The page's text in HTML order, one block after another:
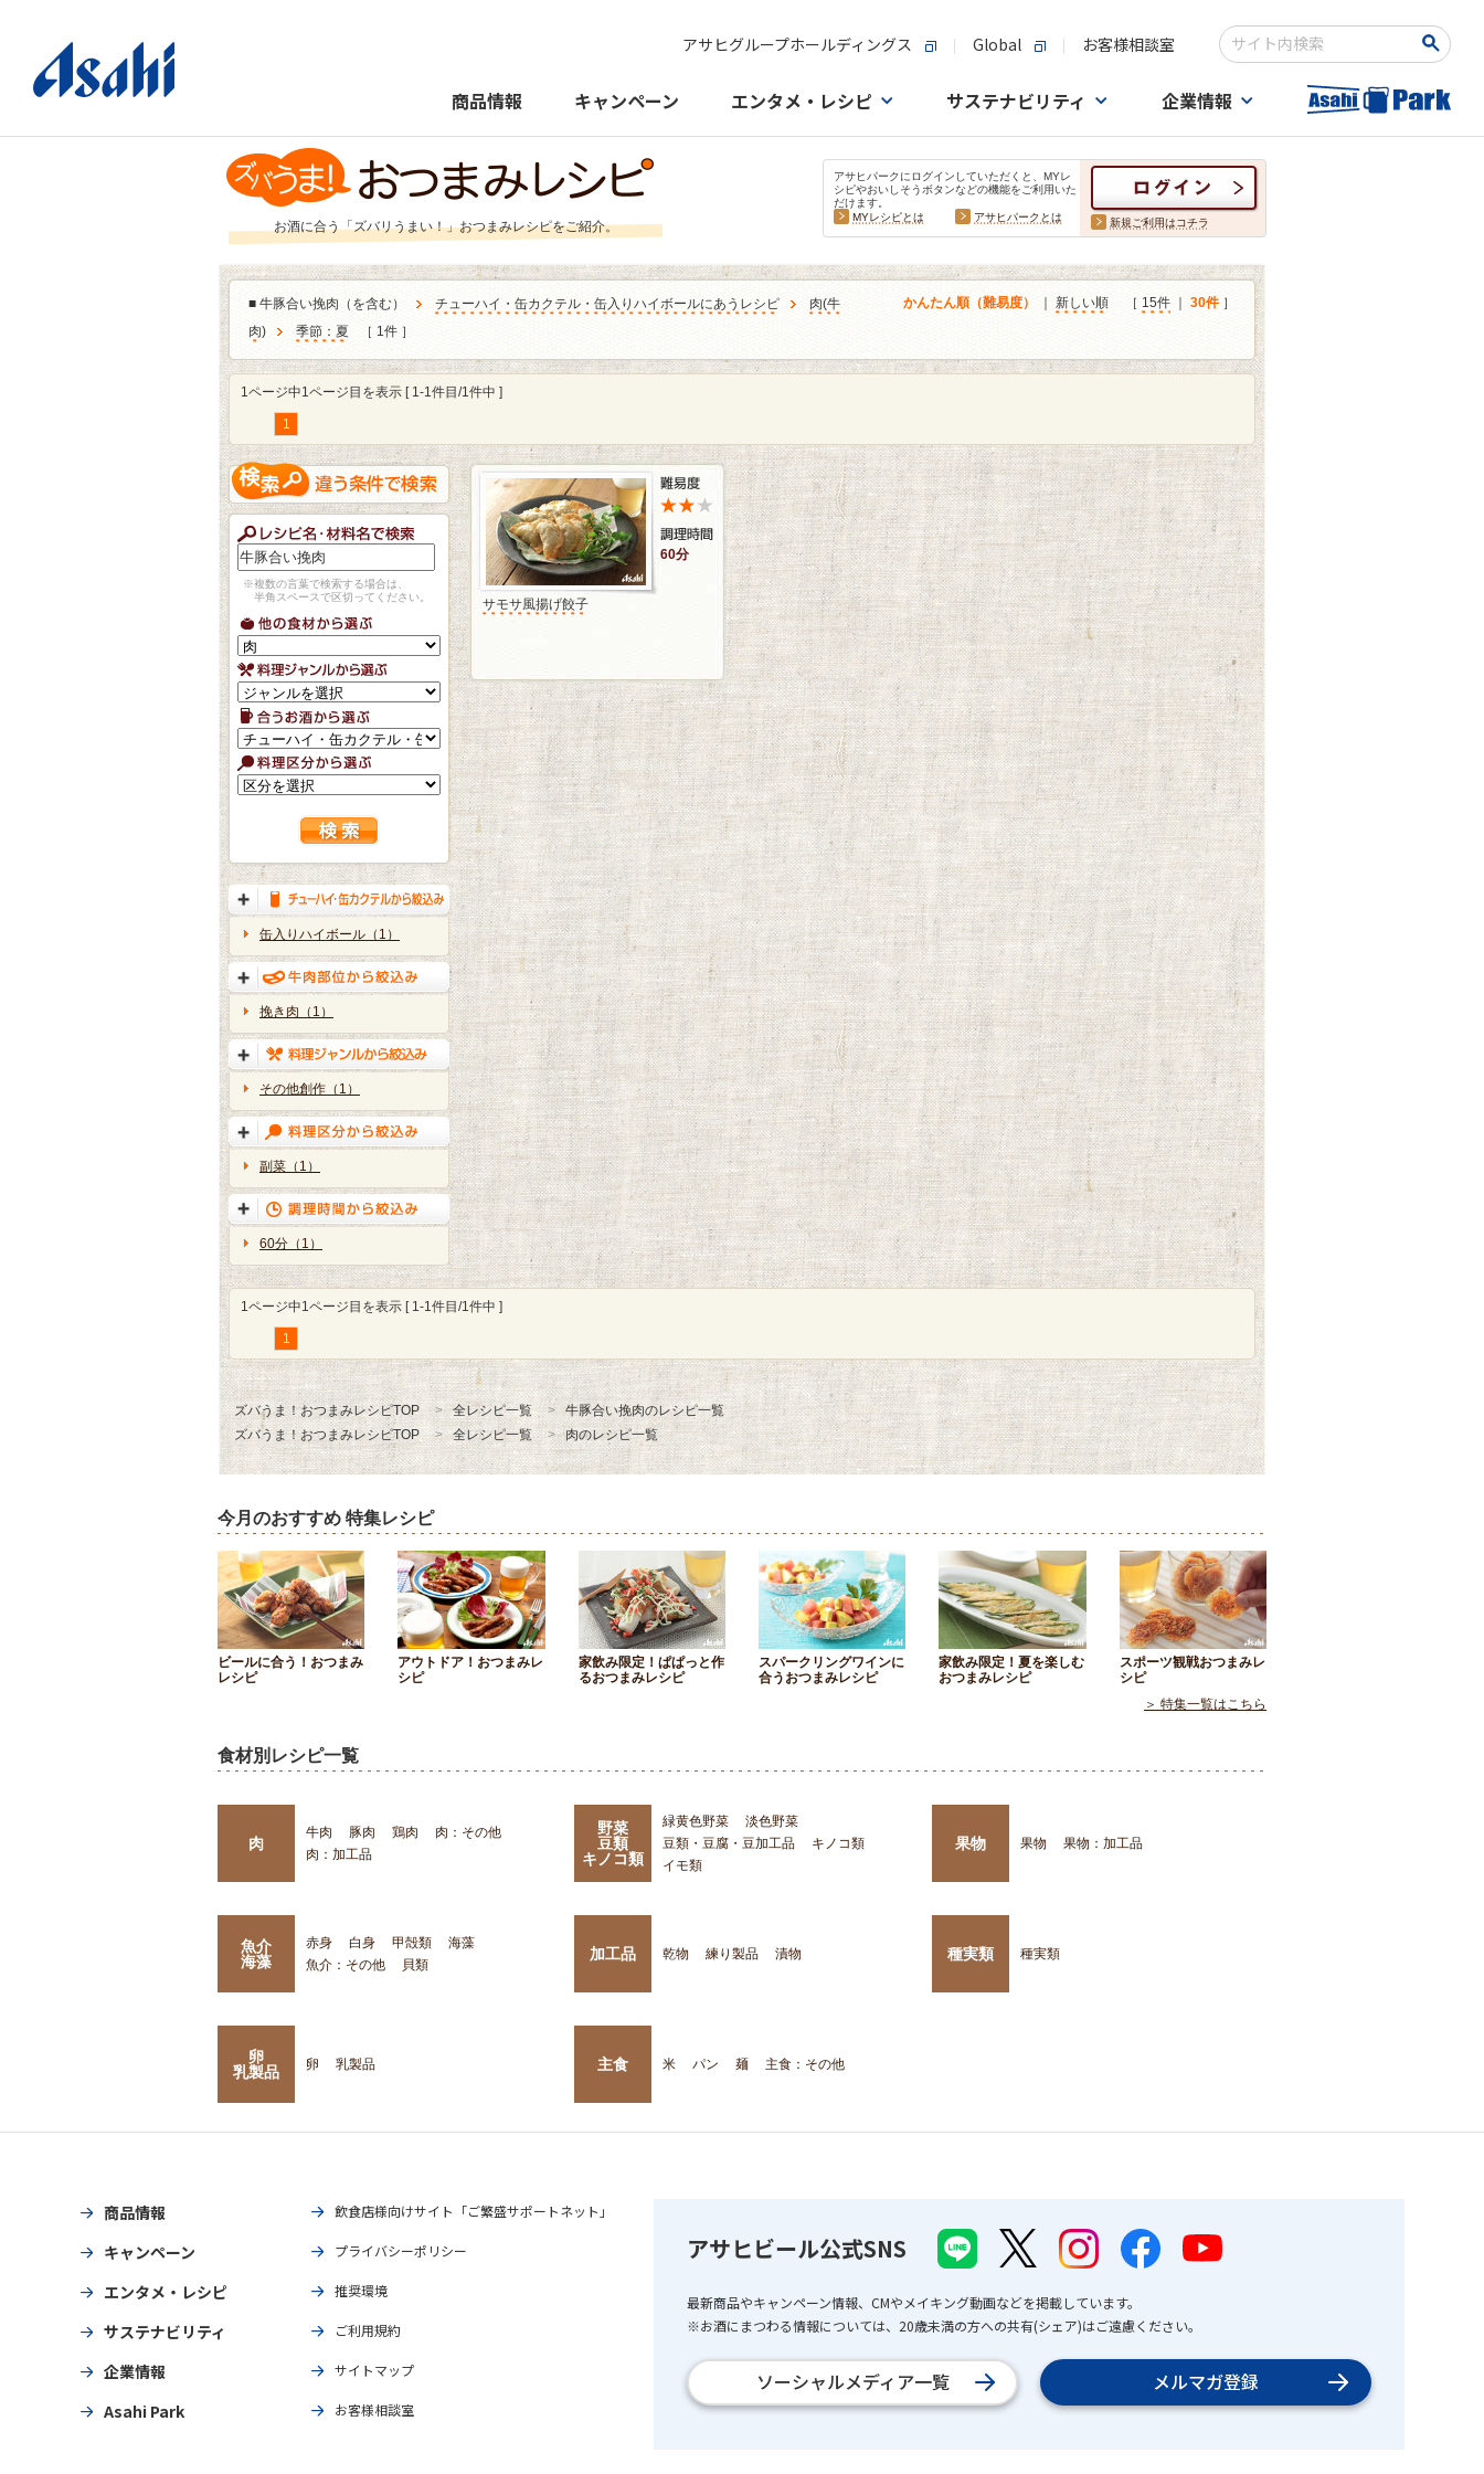
アサヒグループホールディングス Global お客様相談室
検索キーワード入力
商品情報 キャンペーン エンタメ・レシピ サステナビリティ 企業情報
お酒に合う「ズバリうまい！」おつまみレシピをご紹介。
アサヒパークにログインしていただくと、MYレ
シピやおいしそうボタンなどの機能をご利用いた
だけます。
MYレシピとは
アサヒパークとは 新規ご利用はコチラ
■ 牛豚合い挽肉（を含む） チューハイ・缶カクテル・缶入りハイボールにあうレシピ 肉(牛
肉) 季節：夏 ［ 1件 ］
かんたん順（難易度） 新しい順 ［ 15件 30件 ］
1ページ中1ページ目を表示 [ 1-1件目/1件中 ]
1
※複数の言葉で検索する場合は、
半角スペースで区切ってください。
缶入りハイボール（1）
挽き肉（1）
その他創作（1）
副菜（1）
60分（1）
60分
サモサ風揚げ餃子
1ページ中1ページ目を表示 [ 1-1件目/1件中 ]
1
ズバうま！おつまみレシピTOP 全レシピ一覧
牛豚合い挽肉のレシピ一覧
ズバうま！おつまみレシピTOP
全レシピ一覧 肉のレシピ一覧
今月のおすすめ 特集レシピ
ビールに合う！おつまみ
レシピ
アウトドア！おつまみレ
シピ
家飲み限定！ぱぱっと作
るおつまみレシピ
スパークリングワインに
合うおつまみレシピ
家飲み限定！夏を楽しむ
おつまみレシピ
スポーツ観戦おつまみレ
シピ
＞ 特集一覧はこちら
食材別レシピ一覧
肉
牛肉 豚肉 鶏肉
肉：その他
肉：加工品
野菜
豆類
キノコ類
緑黄色野菜
淡色野菜
豆類・豆腐・豆加工品
キノコ類
イモ類
果物 果物 果物：加工品
魚介
海藻
赤身 白身 甲殻類
海藻
魚介：その他
貝類
加工品 乾物 練り製品 漬物 種実類 種実類
卵
乳製品
卵 乳製品 主食 米 パン 麺 主食：その他
商品情報
キャンペーン
エンタメ・レシピ
サステナビリティ
企業情報
Asahi Park
飲食店様向けサイト「ご繁盛サポートネット」
プライバシーポリシー
推奨環境
ご利用規約
サイトマップ
お客様相談室
アサヒビール公式SNS
最新商品やキャンペーン情報、CMやメイキング動画などを掲載しています。
※お酒にまつわる情報については、20歳未満の方への共有(シェア)はご遠慮ください。
ソーシャルメディア一覧 メルマガ登録